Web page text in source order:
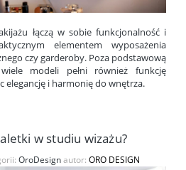
łączą w sobie funkcjonalność i
elementem wyposażenia
czy garderoby. Poza podstawową
modeli pełni również funkcję
elegancję i harmonię do wnętrza.
w studiu wizażu?
OroDesignautor: ORO DESIGN